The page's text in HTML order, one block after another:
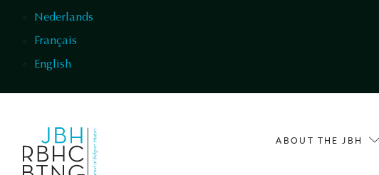
Nederlands
Français
English
ABOUT THE JBH